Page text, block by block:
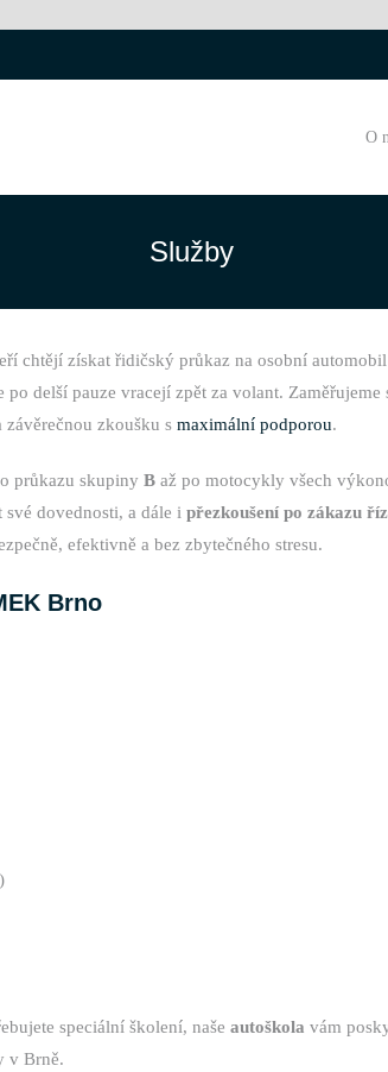
O
Služby
chtějí získat řidičský průkaz na osobní
delší pauze vracejí zpět za volant.
zkoušku s maximální podporou.
průkazu skupiny B až po motocykly všech
dovednosti, a dále i přezkoušení po zákazu
efektivně a bez zbytečného stresu.
Brno
speciální školení, naše autoškola vám
v Brně.